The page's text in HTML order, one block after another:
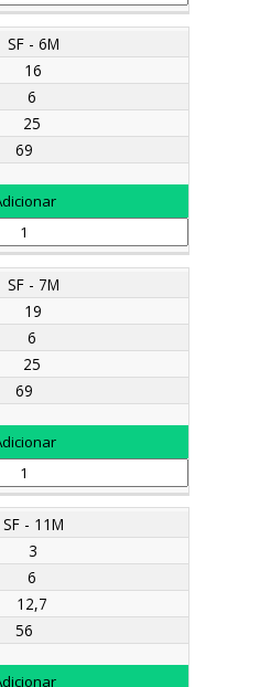
SF - 6M
16
6
25
69
SF - 7M
19
6
25
69
SF - 11M
3
6
12,7
56